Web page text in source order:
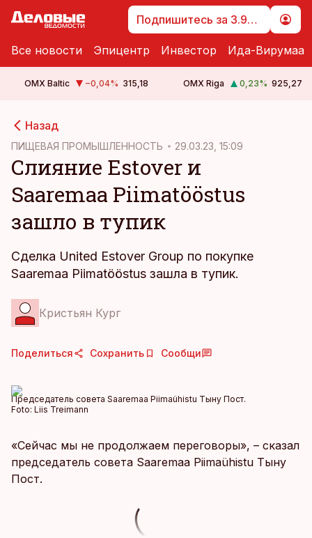
Подпишитесь за 3.99 €
Все новости Эпицентр Инвестор Ида-Вирумаа
OMX Baltic −0,04% 315,18 OMX Riga 0,23% 925,27
Назад
ПИЩЕВАЯ ПРОМЫШЛЕННОСТЬ 29.03.23, 15:09
Слияние Estover и
Saaremaa Piimatööstus
зашло в тупик
Сделка United Estover Group по покупке
Saaremaa Piimatööstus зашла в тупик.
Кристьян Кург
Поделиться Сохранить Сообщи
Председатель совета Saaremaa Piimaühistu Тыну Пост.
Foto: Liis Treimann
«Сейчас мы не продолжаем переговоры», – сказал
председатель совета Saaremaa Piimaühistu Тыну
Пост.